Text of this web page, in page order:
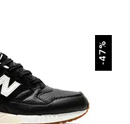
-47%